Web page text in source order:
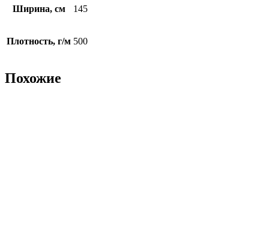
Ширина, см 145
Плотность, г/м 500
Похожие